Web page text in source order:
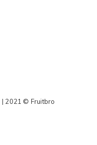
| 2021 © Fruitbro